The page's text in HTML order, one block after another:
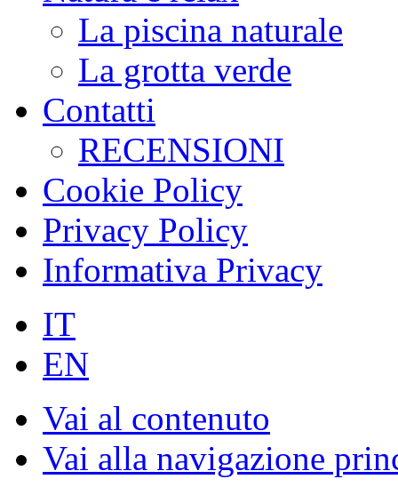
La piscina naturale
La grotta verde
Contatti
RECENSIONI
Cookie Policy
Privacy Policy
Informativa Privacy
IT
EN
Vai al contenuto
Vai alla navigazione